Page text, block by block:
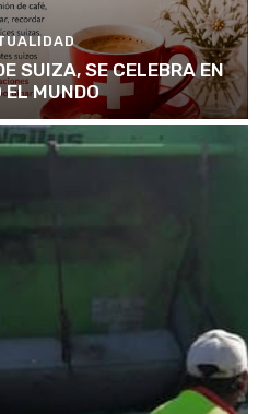
SUIZA, SE CELEBRA EN
EL MUNDO